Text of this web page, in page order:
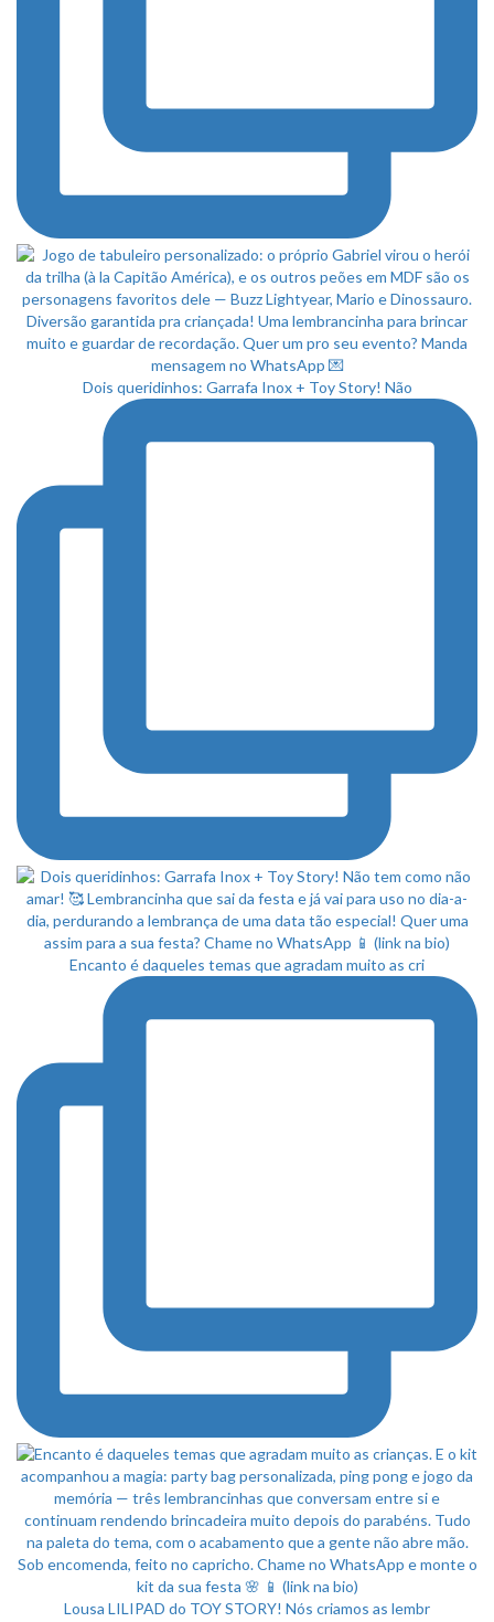
Dois queridinhos: Garrafa Inox + Toy Story! Não
Encanto é daqueles temas que agradam muito as cri
Lousa LILIPAD do TOY STORY! Nós criamos as lembr